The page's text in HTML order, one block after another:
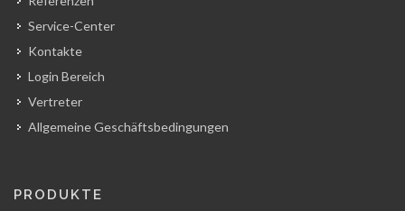
Service-Center
Kontakte
Login Bereich
Vertreter
Allgemeine Geschäftsbedingungen
PRODUKTE